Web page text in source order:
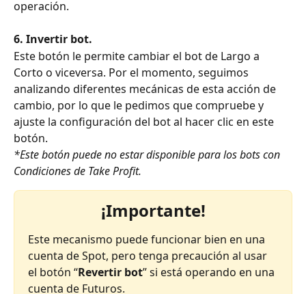
operación.
6. Invertir bot.
Este botón le permite cambiar el bot de Largo a
Corto o viceversa. Por el momento, seguimos
analizando diferentes mecánicas de esta acción de
cambio, por lo que le pedimos que compruebe y
ajuste la configuración del bot al hacer clic en este
botón.
*Este botón puede no estar disponible para los bots con
Condiciones de Take Profit.
¡Importante!
Este mecanismo puede funcionar bien en una
cuenta de Spot, pero tenga precaución al usar
el botón “Revertir bot” si está operando en una
cuenta de Futuros.